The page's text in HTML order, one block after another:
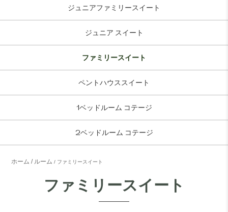
ジュニアファミリースイート
ジュニア スイート
ファミリースイート
ペントハウススイート
1ベッドルーム コテージ
2ベッドルーム コテージ
ホーム ルーム ファミリースイート
ファミリースイート